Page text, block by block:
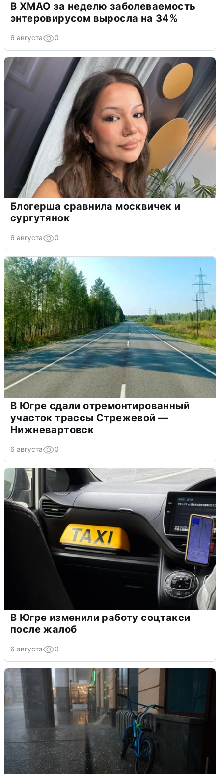
В ХМАО за неделю заболеваемость
энтеровирусом выросла на 34%
6 августа 0
Блогерша сравнила москвичек и
сургутянок
6 августа 0
В Югре сдали отремонтированный
участок трассы Стрежевой —
Нижневартовск
6 августа 0
В Югре изменили работу соцтакси
после жалоб
6 августа 0